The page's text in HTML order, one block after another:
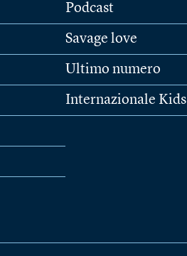
Podcast
Savage love
Ultimo numero
Internazionale Kids